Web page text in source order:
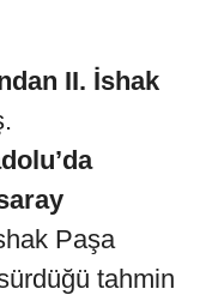
II. İshak
Paşa
sürdüğü tahmin